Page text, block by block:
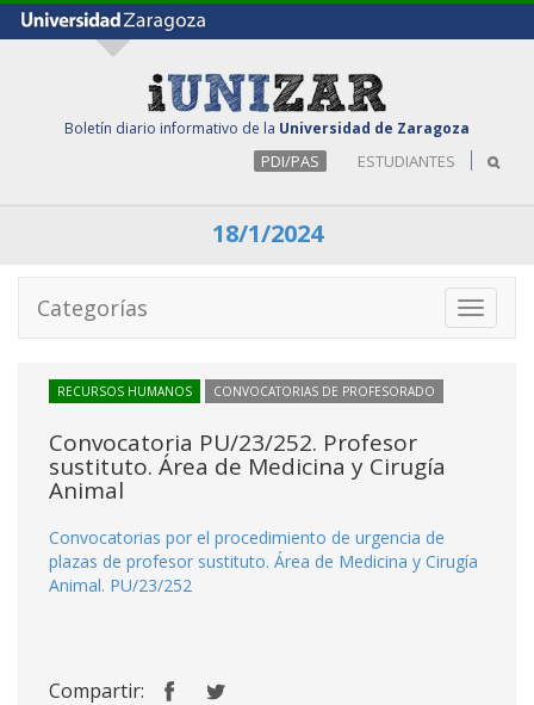
Boletín diario informativo de la Universidad de Zaragoza
PDI/PAS ESTUDIANTES
18/1/2024
Toggle
Categorías
RECURSOS HUMANOS CONVOCATORIAS DE PROFESORADO
Convocatoria PU/23/252. Profesor
sustituto. Área de Medicina y Cirugía
Animal
Convocatorias por el procedimiento de urgencia de
plazas de profesor sustituto. Área de Medicina y Cirugía
Animal. PU/23/252
Compartir: